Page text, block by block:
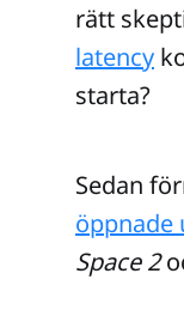
rätt
latency
starta?
Sedan
öppnade
Space 2